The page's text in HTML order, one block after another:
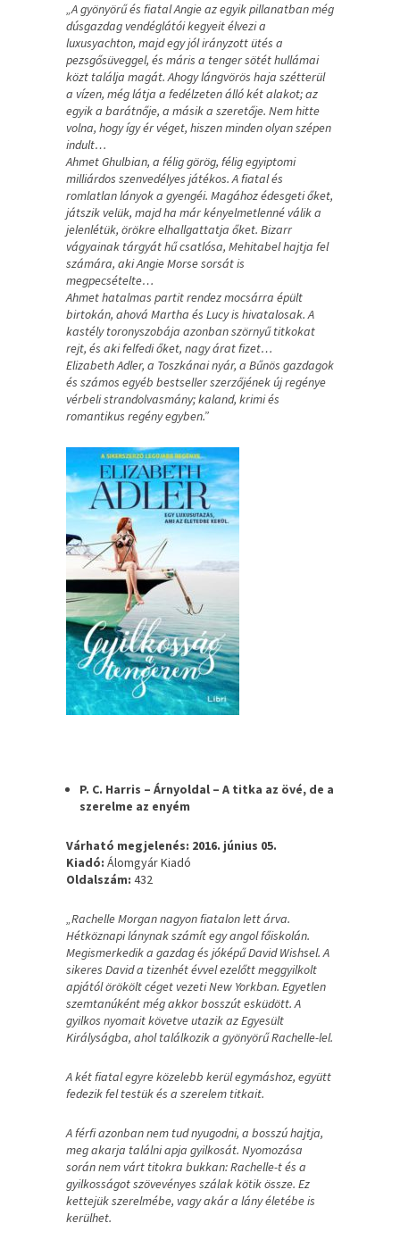
„A gyönyörű és fiatal Angie az egyik pillanatban még
dúsgazdag vendéglátói kegyeit élvezi a
luxusyachton, majd egy jól irányzott ütés a
pezsgősüveggel, és máris a tenger sötét hullámai
közt találja magát. Ahogy lángvörös haja szétterül
a vízen, még látja a fedélzeten álló két alakot; az
egyik a barátnője, a másik a szeretője. Nem hitte
volna, hogy így ér véget, hiszen minden olyan szépen
indult…
Ahmet Ghulbian, a félig görög, félig egyiptomi
milliárdos szenvedélyes játékos. A fiatal és
romlatlan lányok a gyengéi. Magához édesgeti őket,
játszik velük, majd ha már kényelmetlenné válik a
jelenlétük, örökre elhallgattatja őket. Bizarr
vágyainak tárgyát hű csatlósa, Mehitabel hajtja fel
számára, aki Angie Morse sorsát is
megpecsételte…
Ahmet hatalmas partit rendez mocsárra épült
birtokán, ahová Martha és Lucy is hivatalosak. A
kastély toronyszobája azonban szörnyű titkokat
rejt, és aki felfedi őket, nagy árat fizet…
Elizabeth Adler, a Toszkánai nyár, a Bűnös gazdagok
és számos egyéb bestseller szerzőjének új regénye
vérbeli strandolvasmány; kaland, krimi és
romantikus regény egyben.”
P. C. Harris – Árnyoldal – A titka az övé, de a
szerelme az enyém
Várható megjelenés: 2016. június 05.
Kiadó: Álomgyár Kiadó
Oldalszám: 432
„Rachelle Morgan nagyon fiatalon lett árva.
Hétköznapi lánynak számít egy angol főiskolán.
Megismerkedik a gazdag és jóképű David Wishsel. A
sikeres David a tizenhét évvel ezelőtt meggyilkolt
apjától örökölt céget vezeti New Yorkban. Egyetlen
szemtanúként még akkor bosszút esküdött. A
gyilkos nyomait követve utazik az Egyesült
Királyságba, ahol találkozik a gyönyörű Rachelle-lel.
A két fiatal egyre közelebb kerül egymáshoz, együtt
fedezik fel testük és a szerelem titkait.
A férfi azonban nem tud nyugodni, a bosszú hajtja,
meg akarja találni apja gyilkosát. Nyomozása
során nem várt titokra bukkan: Rachelle-t és a
gyilkosságot szövevényes szálak kötik össze. Ez
kettejük szerelmébe, vagy akár a lány életébe is
kerülhet.